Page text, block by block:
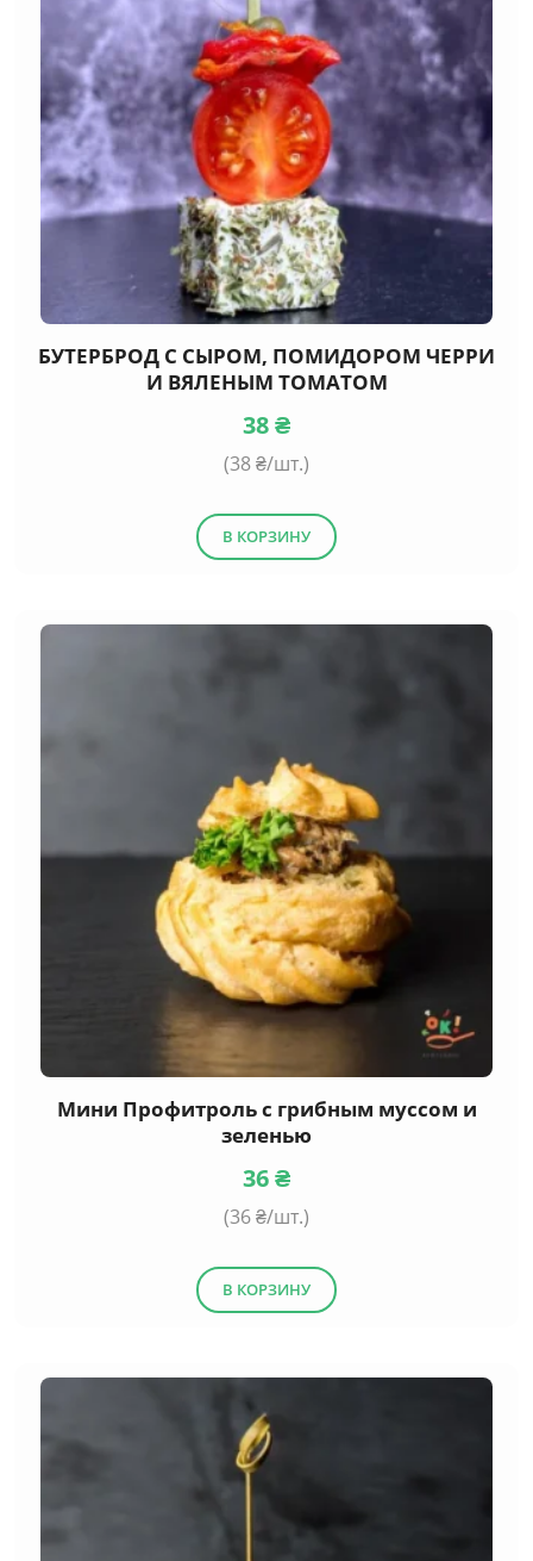
БУТЕРБРОД С СЫРОМ, ПОМИДОРОМ ЧЕРРИ
И ВЯЛЕНЫМ ТОМАТОМ
38₴
(38₴/шт.)
В КОРЗИНУ
Мини Профитроль с грибным муссом и
зеленью
36₴
(36₴/шт.)
В КОРЗИНУ